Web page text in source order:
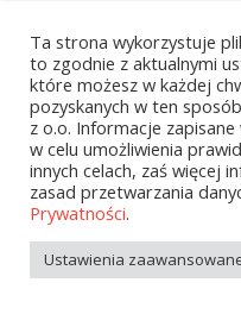
zobacz wszystkie
Wielcy Humaniści –
Kolekcje Biedronka -
Wielcy Humaniści –
Kolekcje Biedronka -
Kolekcje Biedronka
Ta strona wykorzystuje
to zgodnie z aktualnymi
które możesz w każdej
pozyskanych w ten
z o.o. Informacje
w celu umożliwienia
innych celach, zaś więcej
zasad przetwarzania
Prywatności.
Ustawienia